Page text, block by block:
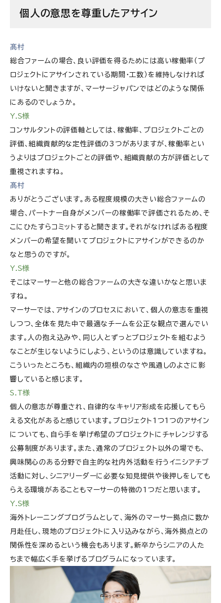
個人の意思を尊重したアサイン
髙村
総合ファームの場合、良い評価を得るためには高い稼働率（プ
ロジェクトにアサインされている期間・工数）を維持しなければ
いけないと聞きますが、マーサージャパンではどのような関係
にあるのでしょうか。
Y.S様
コンサルタントの評価軸としては、稼働率、プロジェクトごとの
評価、組織貢献的な定性評価の3つがありますが、稼働率とい
うよりはプロジェクトごとの評価や、組織貢献の方が評価として
重視されますね。
髙村
ありがとうございます。ある程度規模の大きい総合ファームの
場合、パートナー自身がメンバーの稼働率で評価されるため、そ
こにひたすらコミットすると聞きます。それがなければある程度
メンバーの希望を聞いてプロジェクトにアサインができるのか
なと思うのですが。
Y.S様
そこはマーサーと他の総合ファームの大きな違いかなと思いま
すね。
マーサーでは、アサインのプロセスにおいて、個人の意志を重視
しつつ、全体を見た中で最適なチームを公正な観点で選んでい
ます。人の抱え込みや、同じ人とずっとプロジェクトを組むよう
なことが生じないようにしよう、というのは意識していますね。
こういったところも、組織内の垣根のなさや風通しのよさに影
響していると感じます。
S.T様
個人の意志が尊重され、自律的なキャリア形成を応援してもら
える文化があると感じています。プロジェクト1つ1つのアサイン
についても、自ら手を挙げ希望のプロジェクトにチャレンジする
公募制度があります。また、通常のプロジェクト以外の場でも、
興味関心のある分野で自主的な社内外活動を行うイニシアチブ
活動に対し、シニアリーダーに必要な知見提供や後押しをしても
らえる環境があることもマーサーの特徴の1つだと思います。
Y.S様
海外トレーニングプログラムとして、海外のマーサー拠点に数か
月赴任し、現地のプロジェクトに入り込みながら、海外拠点との
関係性を深めるという機会もあります。新卒からシニアの人た
ちまで幅広く手を挙げるプログラムになっています。